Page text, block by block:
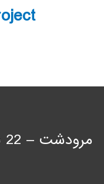
مرودشت – 22 بهمن شمالی